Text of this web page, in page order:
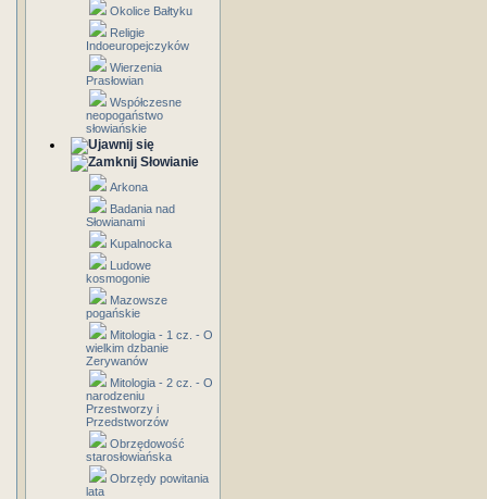
Okolice Bałtyku
Religie
Indoeuropejczyków
Wierzenia
Prasłowian
Współczesne
neopogaństwo
słowiańskie
Słowianie
Arkona
Badania nad
Słowianami
Kupalnocka
Ludowe
kosmogonie
Mazowsze
pogańskie
Mitologia - 1 cz. - O
wielkim dzbanie
Zerywanów
Mitologia - 2 cz. - O
narodzeniu
Przestworzy i
Przedstworzów
Obrzędowość
starosłowiańska
Obrzędy powitania
lata